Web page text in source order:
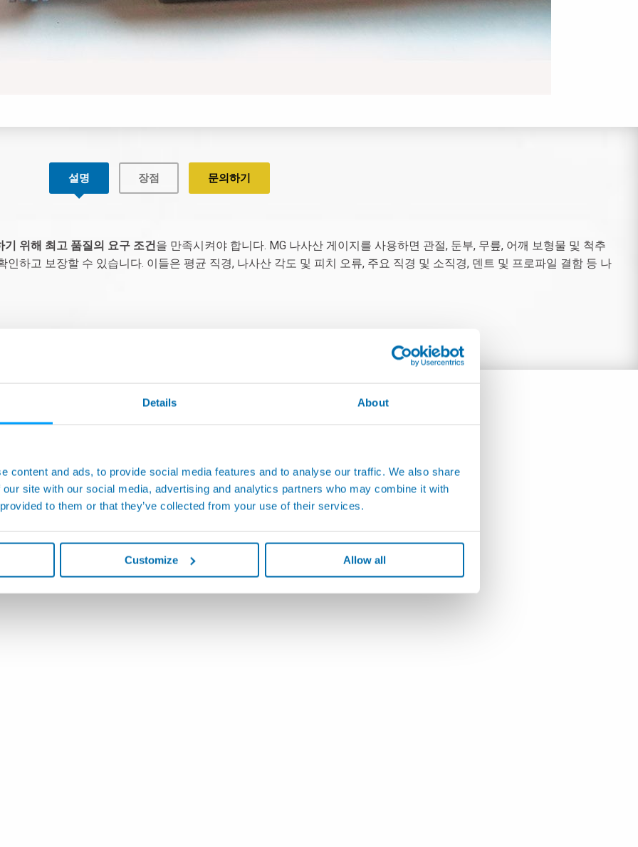
Details About
content and ads, to provide social media features and to analyse our traffic. We also share
site with our social media, advertising and analytics partners who may combine it with
to them or that they’ve collected from your use of their services.
Customize Allow all
설명 장점 문의하기
위해 최고 품질의 요구 조건을 만족시켜야 합니다. MG 나사산 게이지를 사용하면 관절, 둔부, 무릎, 어깨 보형물 및 척추
하고 보장할 수 있습니다. 이들은 평균 직경, 나사산 각도 및 피치 오류, 주요 직경 및 소직경, 덴트 및 프로파일 결함 등 나